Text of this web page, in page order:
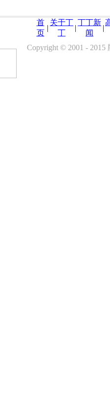
首
页
|
关于丁
丁
|
丁丁新
闻
|
Copyright © 2001 -